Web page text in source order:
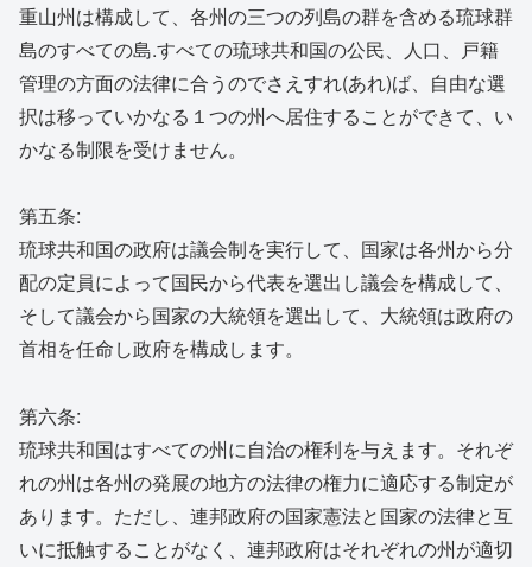
重山州は構成して、各州の三つの列島の群を含める琉球群
島のすべての島.すべての琉球共和国の公民、人口、戸籍
管理の方面の法律に合うのでさえすれ(あれ)ば、自由な選
択は移っていかなる１つの州へ居住することができて、い
かなる制限を受けません。
第五条:
琉球共和国の政府は議会制を実行して、国家は各州から分
配の定員によって国民から代表を選出し議会を構成して、
そして議会から国家の大統領を選出して、大統領は政府の
首相を任命し政府を構成します。
第六条:
琉球共和国はすべての州に自治の権利を与えます。それぞ
れの州は各州の発展の地方の法律の権力に適応する制定が
あります。ただし、連邦政府の国家憲法と国家の法律と互
いに抵触することがなく、連邦政府はそれぞれの州が適切